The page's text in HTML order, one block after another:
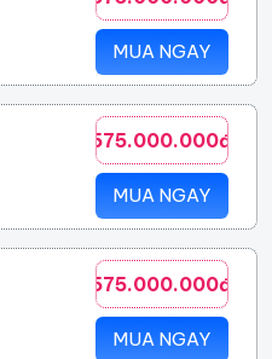
MUA NGAY
575.000.000đ
MUA NGAY
575.000.000đ
MUA NGAY